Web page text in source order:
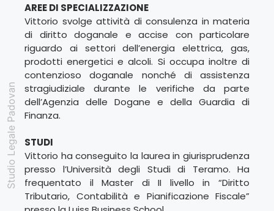
Studio Legale Padovan
AREE DI SPECIALIZZAZIONE
Vittorio svolge attività di consulenza in materia
di diritto doganale e accise con particolare
riguardo ai settori dell’energia elettrica, gas,
prodotti energetici e alcoli. Si occupa inoltre di
contenzioso doganale nonché di assistenza
stragiudiziale durante le verifiche da parte
dell’Agenzia delle Dogane e della Guardia di
Finanza.
STUDI
Vittorio ha conseguito la laurea in giurisprudenza
presso l’Università degli Studi di Teramo. Ha
frequentato il Master di II livello in “Diritto
Tributario, Contabilità e Pianificazione Fiscale”